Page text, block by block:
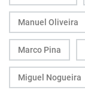
Manuel Oliveira
Marco Pina
Miguel Nogueira